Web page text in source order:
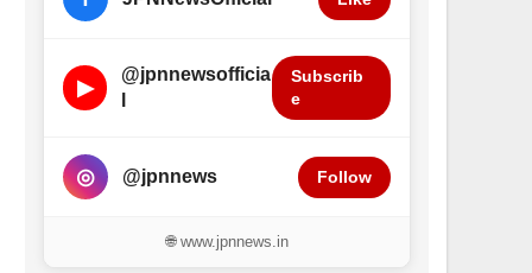
▶
@jpnnewsofficia
Subscrib
e
◎ @jpnnews Follow
🌐 www.jpnnews.in